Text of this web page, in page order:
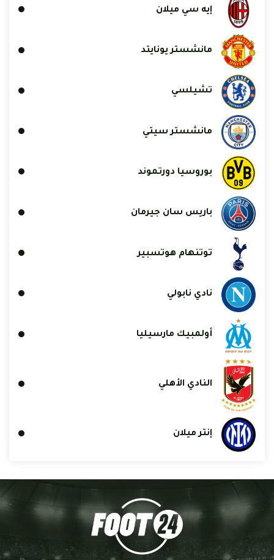
إيه سي ميلان
مانشستر يونايتد
تشيلسي
مانشستر سيتي
بوروسيا دورتموند
باريس سان جيرمان
توتنهام هوتسبير
نادي نابولي
أولمبيك مارسيليا
النادي الأهلي
إنتر ميلان